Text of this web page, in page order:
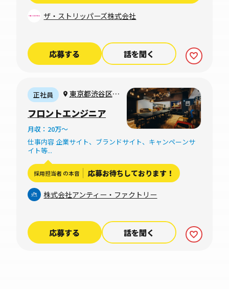
ザ・ストリッパーズ株式会社
応募する 話を聞く
正社員
東京都渋谷区南
ンヴェール南平台
2F
フロントエンジニア
月収：20万〜
仕事内容 企業サイト、ブランドサイト、キャンペーンサ
イト等...
採用担当者 の本音 応募お待ちしております！
株式会社アンティー・ファクトリー
応募する 話を聞く